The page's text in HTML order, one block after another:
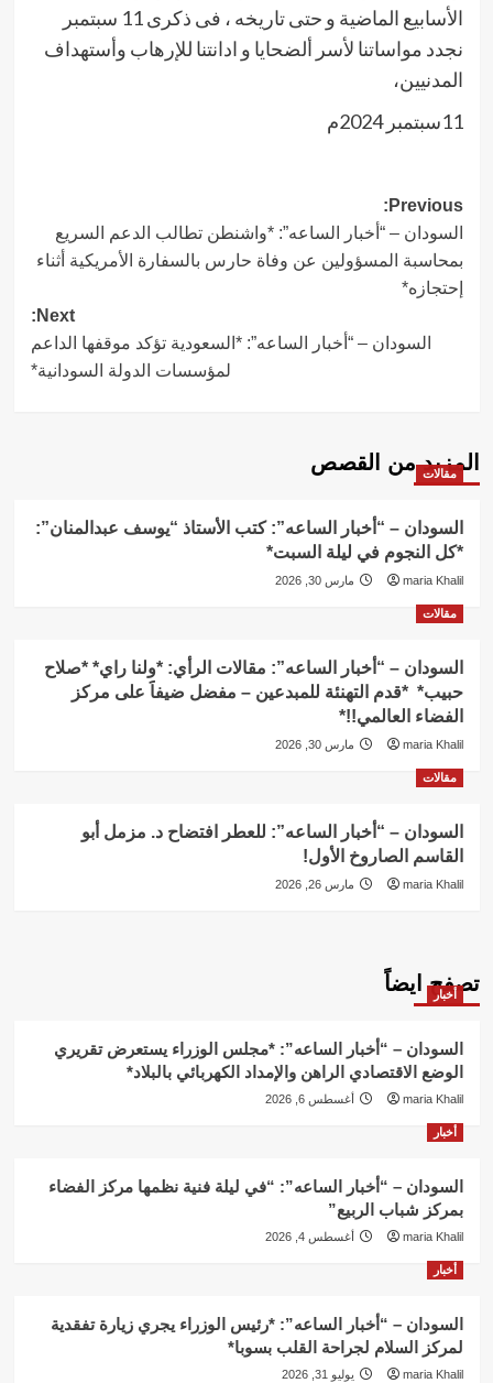
الأسابيع الماضية و حتى تاريخه ، فى ذكرى 11 سبتمبر
نجدد مواساتنا لأسر ألضحايا و ادانتنا للإرهاب وأستهداف
المدنيين،
11سبتمبر 2024م
Post
navigation
Previous:
السودان – “أخبار الساعه”: *واشنطن تطالب الدعم السريع
بمحاسبة المسؤولين عن وفاة حارس بالسفارة الأمريكية أثناء
إحتجازه*
Next:
السودان – “أخبار الساعه”: *السعودية تؤكد موقفها الداعم
لمؤسسات الدولة السودانية*
المزيد من القصص
مقالات
السودان – “أخبار الساعه”: كتب الأستاذ “يوسف عبدالمنان”:
*كل النجوم في ليلة السبت*
maria Khalil مارس 30, 2026
مقالات
السودان – “أخبار الساعه”: مقالات الرأي: *ولنا راي* *صلاح
حبيب* *قدم التهنئة للمبدعين – مفضل ضيفاََ على مركز
الفضاء العالمي!!*
maria Khalil مارس 30, 2026
مقالات
السودان – “أخبار الساعه”: للعطر افتضاح د. مزمل أبو
القاسم الصاروخ الأول!
maria Khalil مارس 26, 2026
تصفح ايضاً
أخبار
السودان – “أخبار الساعه”: *مجلس الوزراء يستعرض تقريري
الوضع الاقتصادي الراهن والإمداد الكهربائي بالبلاد*
maria Khalil أغسطس 6, 2026
أخبار
السودان – “أخبار الساعه”: “في ليلة فنية نظمها مركز الفضاء
بمركز شباب الربيع”
maria Khalil أغسطس 4, 2026
أخبار
السودان – “أخبار الساعه”: *رئيس الوزراء يجري زيارة تفقدية
لمركز السلام لجراحة القلب بسوبا*
maria Khalil يوليو 31, 2026